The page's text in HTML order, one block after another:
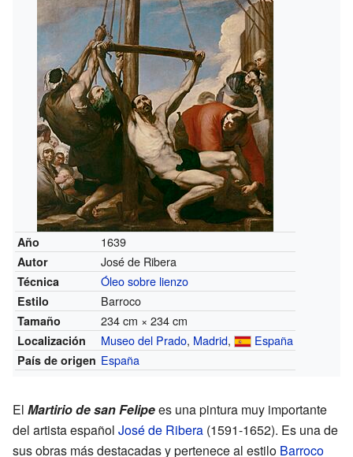
Año 1639
Autor José de Ribera
Técnica Óleo sobre lienzo
Estilo Barroco
Tamaño 234 cm × 234 cm
Localización Museo del Prado, Madrid, España
País de origen España
El Martirio de san Felipees una pintura muy importante
del artista español José de Ribera (1591-1652). Es una de
sus obras más destacadas y pertenece al estilo Barroco